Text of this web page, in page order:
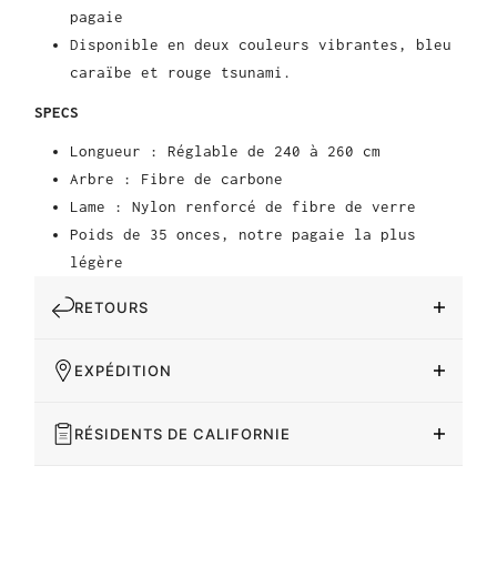
pagaie
Disponible en deux couleurs vibrantes, bleu
caraïbe et rouge tsunami.
SPECS
Longueur : Réglable de 240 à 260 cm
Arbre : Fibre de carbone
Lame : Nylon renforcé de fibre de verre
Poids de 35 onces, notre pagaie la plus
légère
RETOURS
EXPÉDITION
RÉSIDENTS DE CALIFORNIE